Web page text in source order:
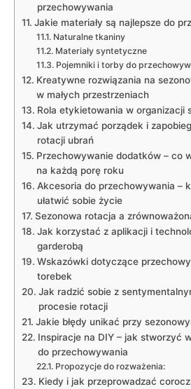
przechowywania
Jakie materiały ‌są ⁢najlepsze do⁢
Naturalne tkaniny
Materiały syntetyczne
Pojemniki i torby do
Kreatywne rozwiązania na
w małych przestrzeniach
Rola etykietowania w organizacji
Jak utrzymać ‍porządek i
rotacji ubrań
Przechowywanie‍ dodatków – co
na ⁢każdą porę roku
Akcesoria do ​przechowywania –
ułatwić‍ sobie życie
Sezonowa rotacja a‍
Jak⁢ korzystać z aplikacji i​
garderobą
Wskazówki ‍dotyczące
torebek
Jak radzić sobie ‌z
procesie rotacji
Jakie błędy unikać przy
Inspiracje na DIY – ‍jak stworzyć
do ⁢przechowywania
Propozycje do ⁣rozważenia:
Kiedy i jak przeprowadzać